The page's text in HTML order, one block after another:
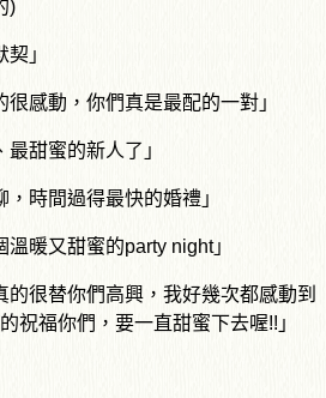
)
」
很感動，你們真是最配的一對」
最甜蜜的新人了」
，時間過得最快的婚禮」
溫暖又甜蜜的party night」
的很替你們高興，我好幾次都感動到
祝福你們，要一直甜蜜下去喔!!」